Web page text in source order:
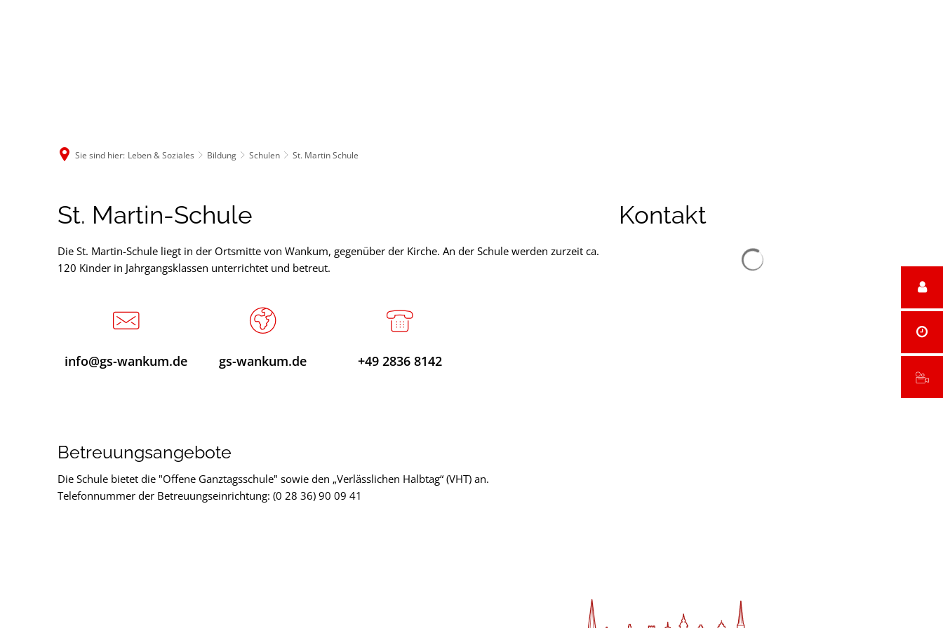
Sie sind hier: Leben & Soziales Bildung Schulen St. Martin Schule
Martin
St. Martin-Schule
Die St. Martin-Schule liegt in der Ortsmitte von Wankum, gegenüber der Kirche. An der Schule werden zurzeit ca.
120 Kinder in Jahrgangsklassen unterrichtet und betreut.
info@gs-wankum.de gs-wankum.de +49 2836 8142
Betreuungsangebote
Die Schule bietet die "Offene Ganztagsschule" sowie den „Verlässlichen Halbtag“ (VHT) an.
Telefonnummer der Betreuungseinrichtung: (0 28 36) 90 09 41
Kontakt